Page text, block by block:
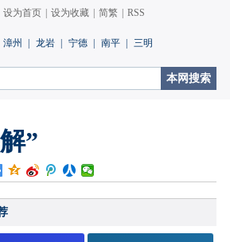
设为首页 设为收藏 简繁 RSS
漳州 龙岩 宁德 南平 三明
”